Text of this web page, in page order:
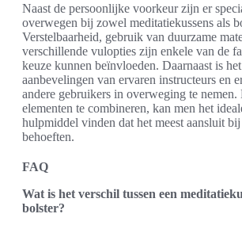
Naast de persoonlijke voorkeur zijn er
overwegen bij zowel meditatiekussens als
Verstelbaarheid, gebruik van duurzame
verschillende vulopties zijn enkele van de
keuze kunnen beïnvloeden. Daarnaast is
aanbevelingen van ervaren instructeurs en
andere gebruikers in overweging te nemen.
elementen te combineren, kan men het
hulpmiddel vinden dat het meest aansluit
behoeften.
FAQ
Wat is het verschil tussen een
bolster?